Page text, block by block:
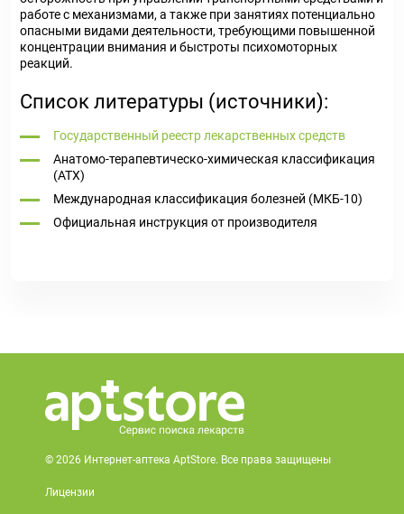
работе с механизмами, а также при занятиях потенциально
опасными видами деятельности, требующими повышенной
концентрации внимания и быстроты психомоторных
реакций.
Список литературы (источники):
Государственный реестр лекарственных средств
Анатомо-терапевтическо-химическая классификация
(ATX)
Международная классификация болезней (МКБ-10)
Официальная инструкция от производителя
© 2026 Интернет-аптека AptStore. Все права защищены
Лицензии